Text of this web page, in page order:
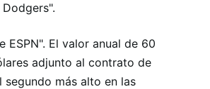
ESPN". El valor anual de 60
adjunto al contrato de
segundo más alto en las